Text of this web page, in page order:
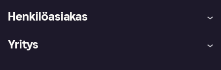
Henkilöasiakas
Ohje
Kirjaudu sisään
Yritys